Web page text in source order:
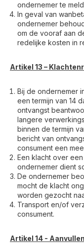
ondernemer te
In geval van
ondernemer
om de vooraf aan
redelijke kosten in
Artikel 13 –
Bij de ondernemer
een termijn van 14
ontvangst
langere
binnen de termijn
bericht van
consument een
Een klacht over
ondernemer dient
De ondernemer
mocht de klacht
worden gezocht
Transport en/of
consument.
Artikel 14 -